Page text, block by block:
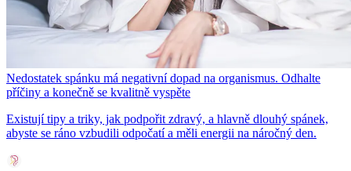
Nedostatek spánku má negativní dopad na organismus. Odhalte
příčiny a konečně se kvalitně vyspěte
Existují tipy a triky, jak podpořit zdravý, a hlavně dlouhý spánek,
abyste se ráno vzbudili odpočatí a měli energii na náročný den.